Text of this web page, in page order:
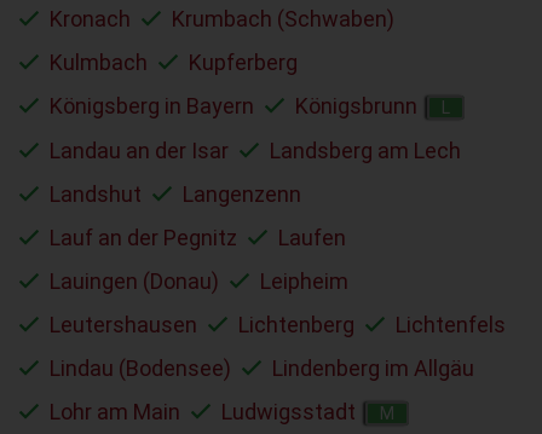
Kronach
Krumbach (Schwaben)
Kulmbach
Kupferberg
Königsberg in Bayern
Königsbrunn
Landau an der Isar
Landsberg am Lech
Landshut
Langenzenn
Lauf an der Pegnitz
Laufen
Lauingen (Donau)
Leipheim
Leutershausen
Lichtenberg
Lichtenfels
Lindau (Bodensee)
Lindenberg im Allgäu
Lohr am Main
Ludwigsstadt M